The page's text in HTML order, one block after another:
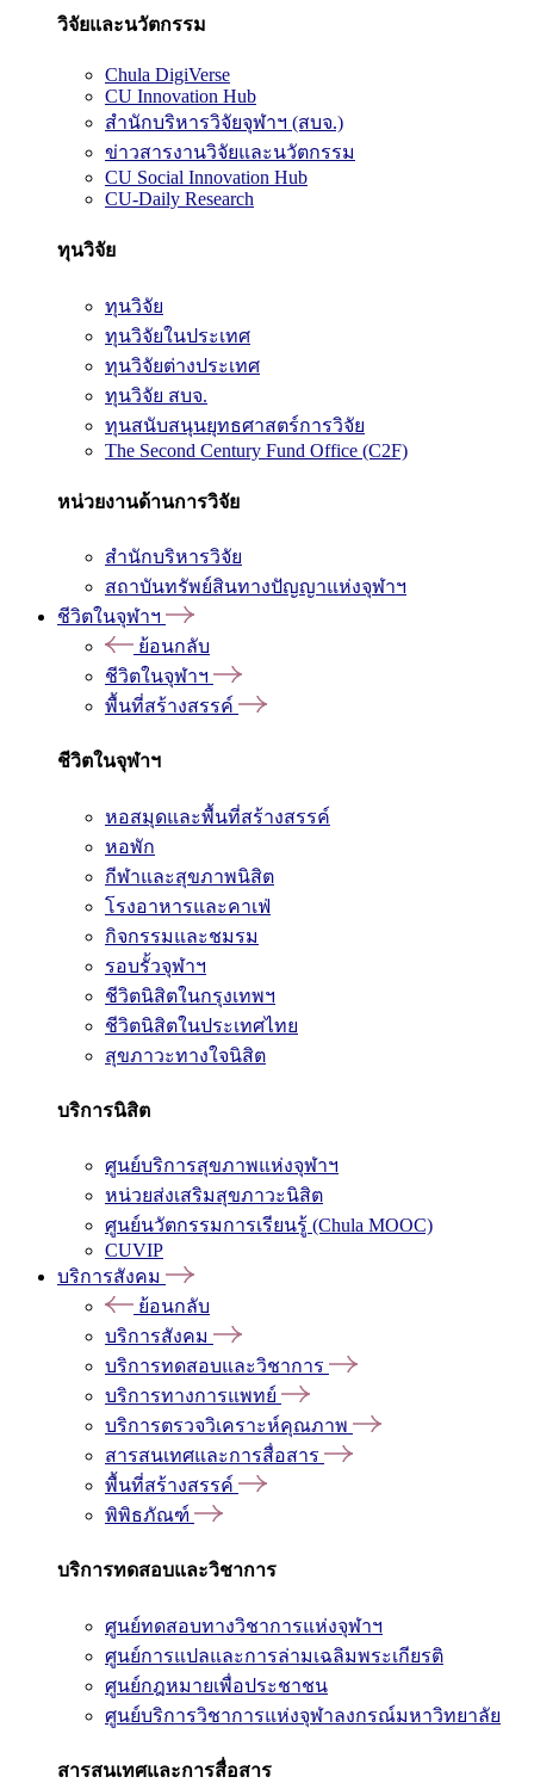
วิจัยและนวัตกรรม
Chula DigiVerse
CU Innovation Hub
สำนักบริหารวิจัยจุฬาฯ (สบจ.)
ข่าวสารงานวิจัยและนวัตกรรม
CU Social Innovation Hub
CU-Daily Research
ทุนวิจัย
ทุนวิจัย
ทุนวิจัยในประเทศ
ทุนวิจัยต่างประเทศ
ทุนวิจัย สบจ.
ทุนสนับสนุนยุทธศาสตร์การวิจัย
The Second Century Fund Office (C2F)
หน่วยงานด้านการวิจัย
สำนักบริหารวิจัย
สถาบันทรัพย์สินทางปัญญาแห่งจุฬาฯ
ชีวิตในจุฬาฯ
ย้อนกลับ
ชีวิตในจุฬาฯ
พื้นที่สร้างสรรค์
ชีวิตในจุฬาฯ
หอสมุดและพื้นที่สร้างสรรค์
หอพัก
กีฬาและสุขภาพนิสิต
โรงอาหารและคาเฟ่
กิจกรรมและชมรม
รอบรั้วจุฬาฯ
ชีวิตนิสิตในกรุงเทพฯ
ชีวิตนิสิตในประเทศไทย
สุขภาวะทางใจนิสิต
บริการนิสิต
ศูนย์บริการสุขภาพแห่งจุฬาฯ
หน่วยส่งเสริมสุขภาวะนิสิต
ศูนย์นวัตกรรมการเรียนรู้ (Chula MOOC)
CUVIP
บริการสังคม
ย้อนกลับ
บริการสังคม
บริการทดสอบและวิชาการ
บริการทางการแพทย์
บริการตรวจวิเคราะห์คุณภาพ
สารสนเทศและการสื่อสาร
พื้นที่สร้างสรรค์
พิพิธภัณฑ์
บริการทดสอบและวิชาการ
ศูนย์ทดสอบทางวิชาการแห่งจุฬาฯ
ศูนย์การแปลและการล่ามเฉลิมพระเกียรติ
ศูนย์กฎหมายเพื่อประชาชน
ศูนย์บริการวิชาการแห่งจุฬาลงกรณ์มหาวิทยาลัย
สารสนเทศและการสื่อสาร